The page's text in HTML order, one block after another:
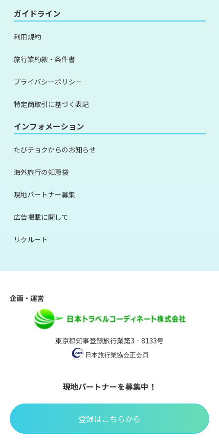
ガイドライン
利用規約
旅行業約款・条件書
プライバシーポリシー
特定商取引に基づく表記
インフォメーション
たびチョクからのお知らせ
海外旅行の知恵袋
現地パートナー募集
広告掲載に関して
リクルート
企画・運営
東京都知事登録旅行業第3‐8133号
現地パートナーを募集中！
登録はこちらから